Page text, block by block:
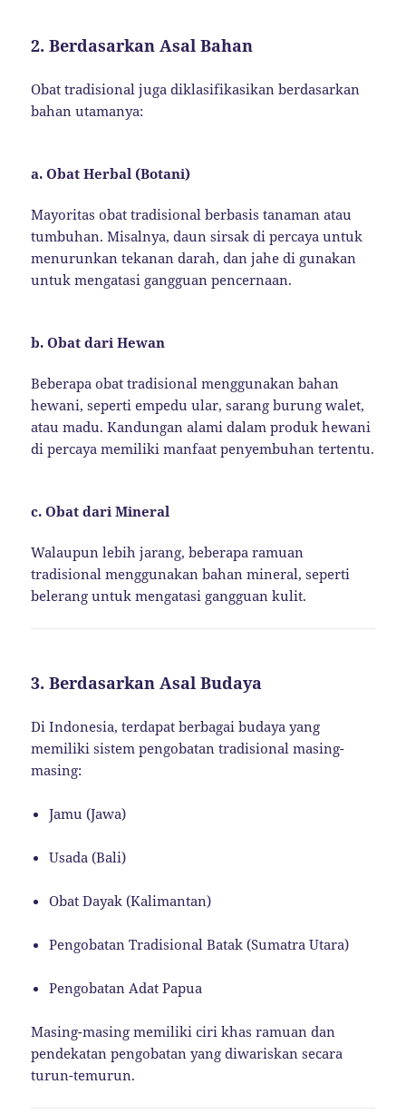
2. Berdasarkan Asal Bahan
Obat tradisional juga diklasifikasikan berdasarkan
bahan utamanya:
a. Obat Herbal (Botani)
Mayoritas obat tradisional berbasis tanaman atau
tumbuhan. Misalnya, daun sirsak di percaya untuk
menurunkan tekanan darah, dan jahe di gunakan
untuk mengatasi gangguan pencernaan.
b. Obat dari Hewan
Beberapa obat tradisional menggunakan bahan
hewani, seperti empedu ular, sarang burung walet,
atau madu. Kandungan alami dalam produk hewani
di percaya memiliki manfaat penyembuhan tertentu.
c. Obat dari Mineral
Walaupun lebih jarang, beberapa ramuan
tradisional menggunakan bahan mineral, seperti
belerang untuk mengatasi gangguan kulit.
3. Berdasarkan Asal Budaya
Di Indonesia, terdapat berbagai budaya yang
memiliki sistem pengobatan tradisional masing-
masing:
Jamu (Jawa)
Usada (Bali)
Obat Dayak (Kalimantan)
Pengobatan Tradisional Batak (Sumatra Utara)
Pengobatan Adat Papua
Masing-masing memiliki ciri khas ramuan dan
pendekatan pengobatan yang diwariskan secara
turun-temurun.